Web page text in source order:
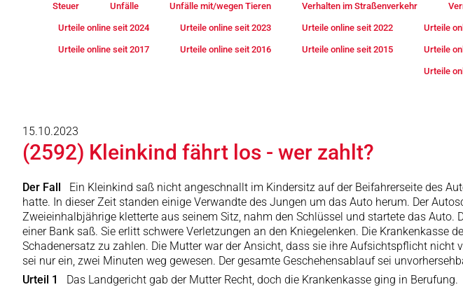
Steuer Unfälle Unfälle mit/wegen Tieren Verhalten im Straßenverkehr
Urteile online seit 2024 Urteile online seit 2023 Urteile online seit 2022 Urteile
Urteile online seit 2017 Urteile online seit 2016 Urteile online seit 2015 Urteile
Urteile
15.10.2023
(2592) Kleinkind fährt los - wer zahlt?
Der Fall
Ein Kleinkind saß nicht angeschnallt im Kindersitz auf der Beifahrerseite des
hatte. In dieser Zeit standen einige Verwandte des Jungen um das Auto herum. Der
Zweieinhalbjährige kletterte aus seinem Sitz, nahm den Schlüssel und startete das
einer Bank saß. Sie erlitt schwere Verletzungen an den Kniegelenken. Die
Schadenersatz zu zahlen. Die Mutter war der Ansicht, dass sie ihre Aufsichtspflicht
sei nur ein, zwei Minuten weg gewesen. Der gesamte Geschehensablauf sei
Urteil 1
Das Landgericht gab der Mutter Recht, doch die Krankenkasse ging in Berufung.